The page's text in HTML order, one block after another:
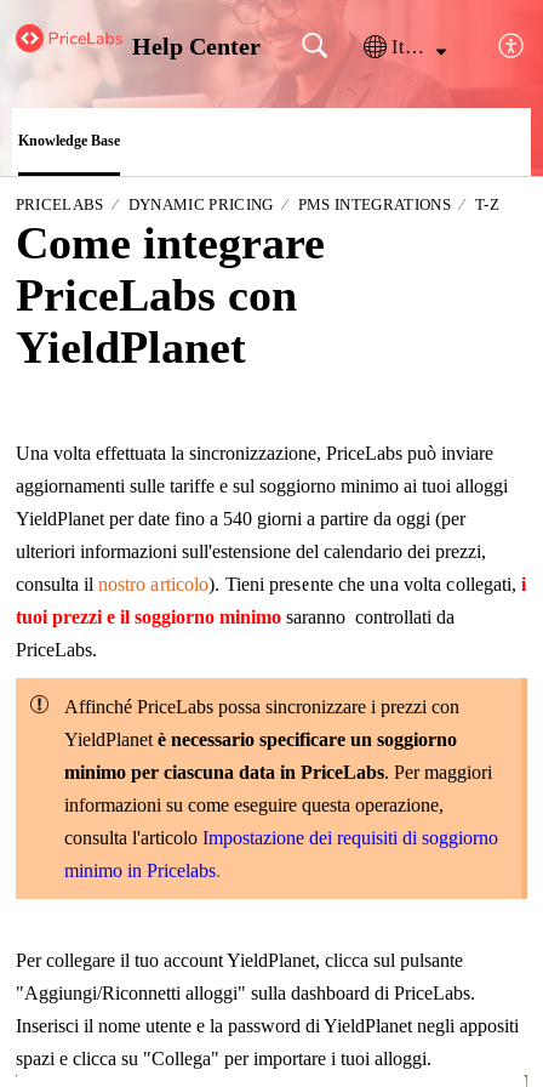
Help Center Italiano
Knowledge Base
PRICELABS DYNAMIC PRICING PMS INTEGRATIONS T-Z
Come integrare
PriceLabs con
YieldPlanet
Una volta effettuata la sincronizzazione, PriceLabs può inviare
aggiornamenti sulle tariffe e sul soggiorno minimo ai tuoi alloggi
YieldPlanet per date fino a 540 giorni a partire da oggi (per
ulteriori informazioni sull'estensione del calendario dei prezzi,
consulta il nostro articolo). Tieni presente che una volta collegati, i
tuoi prezzi e il soggiorno minimo saranno controllati da
PriceLabs.
Affinché PriceLabs possa sincronizzare i prezzi con
YieldPlanet è necessario specificare un soggiorno
minimo per ciascuna data in PriceLabs. Per maggiori
informazioni su come eseguire questa operazione,
consulta l'articolo Impostazione dei requisiti di soggiorno
minimo in Pricelabs.
Per collegare il tuo account YieldPlanet, clicca sul pulsante
"Aggiungi/Riconnetti alloggi" sulla dashboard di PriceLabs.
Inserisci il nome utente e la password di YieldPlanet negli appositi
spazi e clicca su "Collega" per importare i tuoi alloggi.